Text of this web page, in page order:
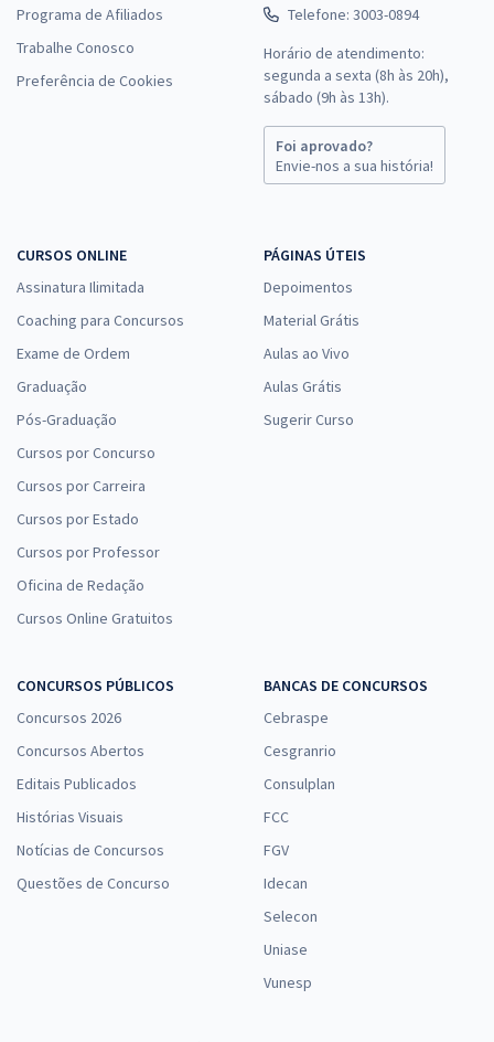
Programa de Afiliados
Trabalhe Conosco
Preferência de Cookies
Telefone: 3003-0894
Horário de atendimento:
segunda a sexta (8h às 20h),
sábado (9h às 13h).
Foi aprovado?
Envie-nos a sua história!
CURSOS ONLINE
Assinatura Ilimitada
Coaching para Concursos
Exame de Ordem
Graduação
Pós-Graduação
Cursos por Concurso
Cursos por Carreira
Cursos por Estado
Cursos por Professor
Oficina de Redação
Cursos Online Gratuitos
PÁGINAS ÚTEIS
Depoimentos
Material Grátis
Aulas ao Vivo
Aulas Grátis
Sugerir Curso
CONCURSOS PÚBLICOS
Concursos 2026
Concursos Abertos
Editais Publicados
Histórias Visuais
Notícias de Concursos
Questões de Concurso
BANCAS DE CONCURSOS
Cebraspe
Cesgranrio
Consulplan
FCC
FGV
Idecan
Selecon
Uniase
Vunesp